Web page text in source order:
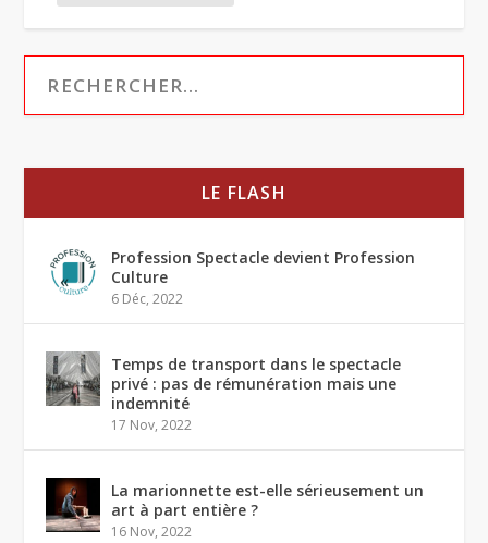
LE FLASH
Profession Spectacle devient Profession
Culture
6 Déc, 2022
Temps de transport dans le spectacle
privé : pas de rémunération mais une
indemnité
17 Nov, 2022
La marionnette est-elle sérieusement un
art à part entière ?
16 Nov, 2022